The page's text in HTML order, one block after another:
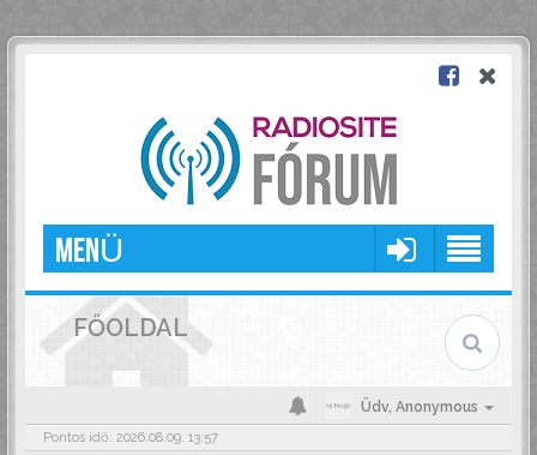
MENÜ
FŐOLDAL
Üdv, Anonymous
Pontos idő: 2026.08.09. 13:57